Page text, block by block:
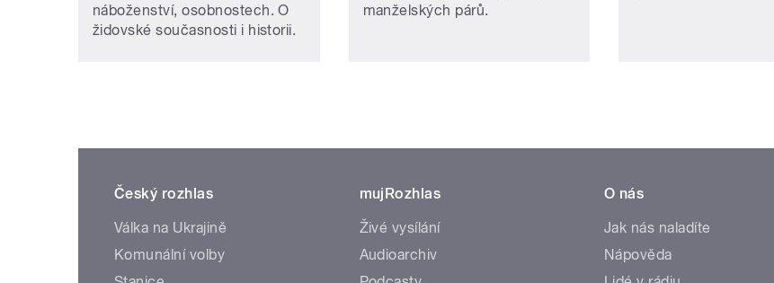
náboženství, osobnostech. O
židovské současnosti i historii.
manželských párů.
Český rozhlas
Válka na Ukrajině
Komunální volby
mujRozhlas
Živé vysílání
Audioarchiv
O nás
Jak nás naladíte
Nápověda